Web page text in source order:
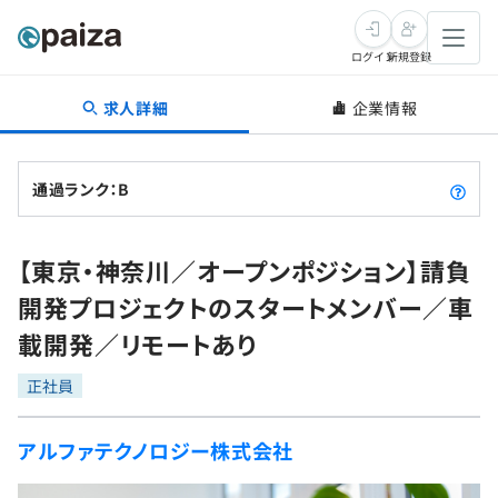
転職・キャリア
転職成功ガイド
転職エージェント
インタビュー
転職成功ガイド
新卒就活
求人検索
本選考
インターン
新卒エージェント
学習
問題集
4択課題
プログラミング言語
ゲーム・マンガ
Tech Team Journal
paizaとは？
ログイン新規登録
求人詳細 企業情報
通過ランク：B
【東京・神奈川／オープンポジション】請負
開発プロジェクトのスタートメンバー／車
載開発／リモートあり
正社員
アルファテクノロジー株式会社